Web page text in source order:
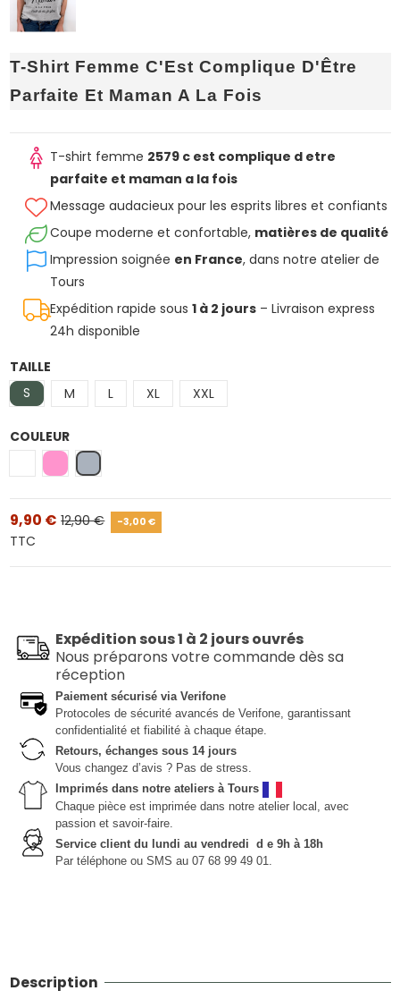
T-Shirt Femme C'Est Complique D'Être
Parfaite Et Maman A La Fois
T-shirt femme 2579 c est complique d etre
parfaite et maman a la fois
Message audacieux pour les esprits libres et confiants
Coupe moderne et confortable, matières de qualité
Impression soignée en France, dans notre atelier de
Tours
Expédition rapide sous 1 à 2 jours– Livraison express
24h disponible
TAILLE
S
M L XL XXL
COULEUR
Blanc
Rose Gris
9,90 € 12,90 € -3,00 €
TTC
Expédition sous 1 à 2 jours ouvrés
Nous préparons votre commande dès sa
réception
Paiement sécurisé via Verifone
Protocoles de sécurité avancés de Verifone, garantissant
confidentialité et fiabilité à chaque étape.
Retours, échanges sous 14 jours
Vous changez d’avis ? Pas de stress.
Imprimés dans notre ateliers à Tours
Chaque pièce est imprimée dans notre atelier local, avec
passion et savoir-faire.
Service client du lundi au vendredi d e 9h à 18h
Par téléphone ou SMS au 07 68 99 49 01.
Description